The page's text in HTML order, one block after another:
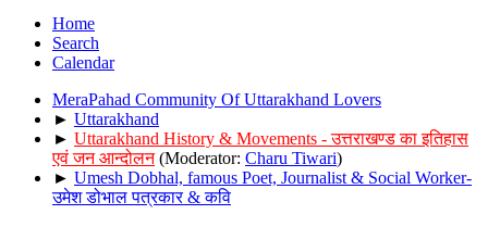
Home
Search
Calendar
MeraPahad Community Of Uttarakhand Lovers
► Uttarakhand
► Uttarakhand History & Movements - उत्तराखण्ड का इतिहास
एवं जन आन्दोलन (Moderator: Charu Tiwari)
► Umesh Dobhal, famous Poet, Journalist & Social Worker-
उमेश डोभाल पत्रकार & कवि